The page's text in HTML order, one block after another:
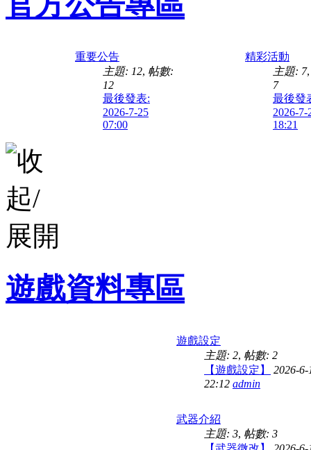
重要公告
主題: 12, 帖數:
12
最後發表:
2026-7-25
07:00
精彩活動
主題: 7
7
最後發
2026-7-
18:21
遊戲資料專區
遊戲設定
主題: 2, 帖數: 2
【遊戲設定】
2026-6-
22:12 admin
武器介紹
主題: 3, 帖數: 3